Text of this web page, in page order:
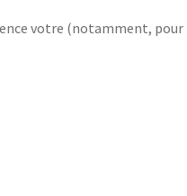
votre (notamment,